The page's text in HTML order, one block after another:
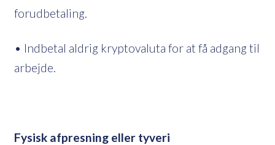
forudbetaling.
• Indbetal aldrig kryptovaluta for at få adgang til
arbejde.
Fysisk afpresning eller tyveri